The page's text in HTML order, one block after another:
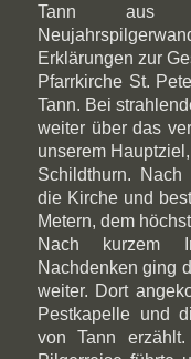
Tann aus
Erklärungen zur
Pfarrkirche St.
Tann. Bei
weiter über das
unserem
Schildthurn.
die Kirche und
Metern, dem
Nach kurzem
Nachdenken ging
weiter. Dort
Pestkapelle und
von Tann